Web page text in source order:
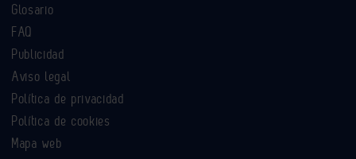
Glosario
FAQ
Publicidad
Aviso legal
Política de privacidad
Política de cookies
Mapa web